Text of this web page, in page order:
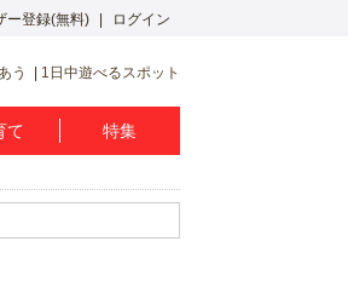
ー登録(無料) ログイン
う 1日中遊べるスポット
て 特集